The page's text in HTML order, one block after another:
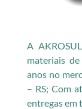
A
materiais
anos no
– RS; Com
entregas em